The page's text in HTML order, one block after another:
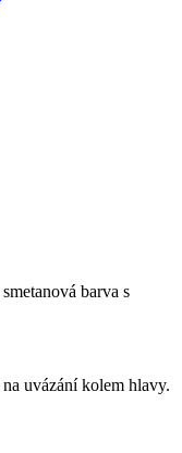
barva s
uvázání kolem hlavy.